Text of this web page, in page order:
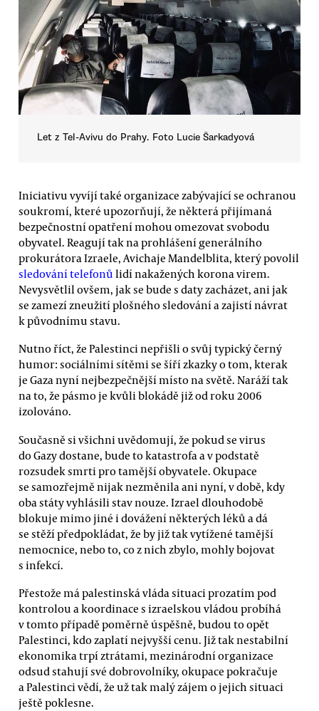
Let z Tel-Avivu do Prahy. Foto Lucie Šarkadyová
Iniciativu vyvíjí také organizace zabývající se ochranou
soukromí, které upozorňují, že některá přijímaná
bezpečnostní opatření mohou omezovat svobodu
obyvatel. Reagují tak na prohlášení generálního
prokurátora Izraele, Avichaje Mandelblita, který povolil
sledování telefonů lidí nakažených korona virem.
Nevysvětlil ovšem, jak se bude s daty zacházet, ani jak
se zamezí zneužití plošného sledování a zajistí návrat
k původnímu stavu.
Nutno říct, že Palestinci nepřišli o svůj typický černý
humor: sociálními sítěmi se šíří zkazky o tom, kterak
je Gaza nyní nejbezpečnější místo na světě. Naráží tak
na to, že pásmo je kvůli blokádě již od roku 2006
izolováno.
Současně si všichni uvědomují, že pokud se virus
do Gazy dostane, bude to katastrofa a v podstatě
rozsudek smrti pro tamější obyvatele. Okupace
se samozřejmě nijak nezměnila ani nyní, v době, kdy
oba státy vyhlásili stav nouze. Izrael dlouhodobě
blokuje mimo jiné i dovážení některých léků a dá
se stěží předpokládat, že by již tak vytížené tamější
nemocnice, nebo to, co z nich zbylo, mohly bojovat
s infekcí.
Přestože má palestinská vláda situaci prozatím pod
kontrolou a koordinace s izraelskou vládou probíhá
v tomto případě poměrně úspěšně, budou to opět
Palestinci, kdo zaplatí nejvyšší cenu. Již tak nestabilní
ekonomika trpí ztrátami, mezinárodní organizace
odsud stahují své dobrovolníky, okupace pokračuje
a Palestinci vědí, že už tak malý zájem o jejich situaci
ještě poklesne.